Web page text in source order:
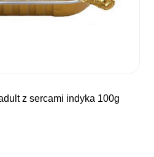
z sercami indyka 100g